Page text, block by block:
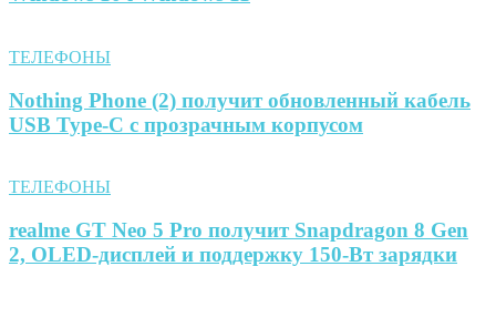
ТЕЛЕФОНЫ
Nothing Phone (2) получит обновленный кабель
USB Type-C с прозрачным корпусом
ТЕЛЕФОНЫ
realme GT Neo 5 Pro получит Snapdragon 8 Gen
2, OLED-дисплей и поддержку 150-Вт зарядки